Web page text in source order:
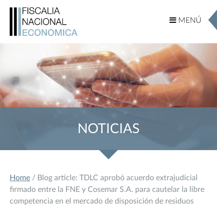
MENÚ
MENÚ
NOTICIAS
Home / Blog article: TDLC aprobó acuerdo extrajudicial
firmado entre la FNE y Cosemar S.A. para cautelar la libre
competencia en el mercado de disposición de residuos